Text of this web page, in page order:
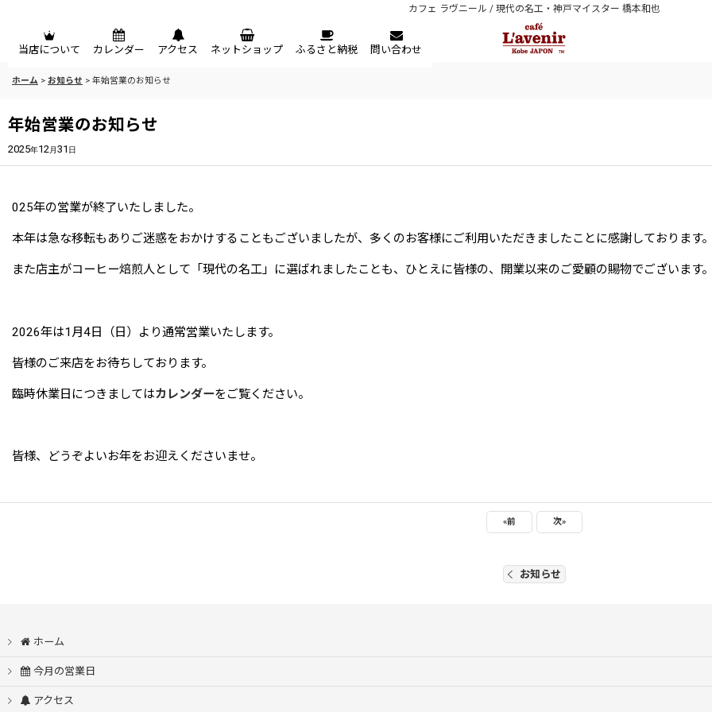
カフェ ラヴニール / 現代の名工・神戸マイスター 橋本和也
メニュー
当店について カレンダー アクセス ネットショップ ふるさと納税 問い合わせ
ホーム > お知らせ > 年始営業のお知らせ
年始営業のお知らせ
2025年12月31 日
025年の営業が終了いたしました。
本年は急な移転もありご迷惑をおかけすることもございましたが、多くのお客様にご利用いただきましたことに感謝しております。
また店主がコーヒー焙煎人として「現代の名工」に選ばれましたことも、ひとえに皆様の、開業以来のご愛顧の賜物でございます。
2026年は1月4日（日）より通常営業いたします。
皆様のご来店をお待ちしております。
臨時休業日につきましてはカレンダーをご覧ください。
皆様、どうぞよいお年をお迎えくださいませ。
«前 次»
お知らせ
ホーム
今月の営業日
アクセス